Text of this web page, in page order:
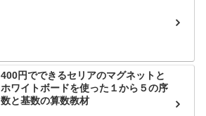
400円でできるセリアのマグネットと
ホワイトボードを使った１から５の序
数と基数の算数教材